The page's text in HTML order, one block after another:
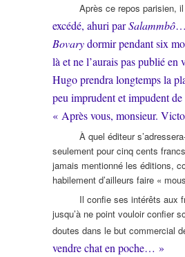
Après ce repos parisien,
excédé, ahuri parSalammbô
Bovarydormir pendant six
là et ne l’aurais pas publié
Hugo prendra longtemps la
peu imprudent et impudent
« Après vous, monsieur.
À quel éditeur
seulement pour cinq cents
jamais mentionné les éditions,
habilement d’ailleurs faire «
Il confie ses intérêts aux
jusqu’à ne point vouloir confier
doutes dans le but commercial
vendre chat en poche… »